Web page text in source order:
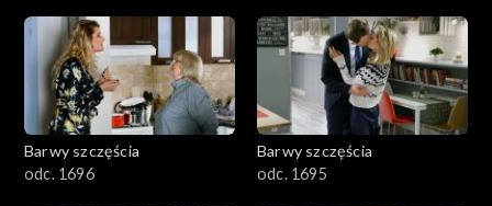
2501–2600
2401–2500
2301–2400
Barwy szczęścia
odc. 1696
Barwy szczęścia
odc. 1695